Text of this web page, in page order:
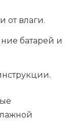
от влаги.
батарей и